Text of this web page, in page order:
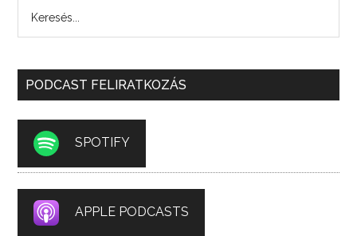
PODCAST FELIRATKOZÁS
SPOTIFY
APPLE PODCASTS